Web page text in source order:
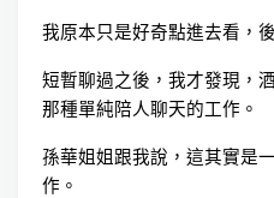
我原本只是好奇點進去看，
短暫聊過之後，我才發現，
那種單純陪人聊天的工作。
孫華姐姐跟我說，這其實是
作。